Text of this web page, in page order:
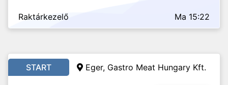
Raktárkezelő Ma 15:22
START Eger, Gastro Meat Hungary Kft.